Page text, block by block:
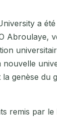
a
Abroulaye,
genèse du
remis par le